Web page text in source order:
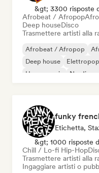
&gt; 3300 risposte
Afrobeat / Afropop
Deep houseDisco
Trasmettere artisti alla
Afrobeat / Afropop
Deep house
Elettropop
House music
Nu-disco
funky
Etichetta,
&gt; 1000 risposte
Chill / Lo-fi Hip-Hop
Trasmettere artisti alla
Ingaggiare artisti o